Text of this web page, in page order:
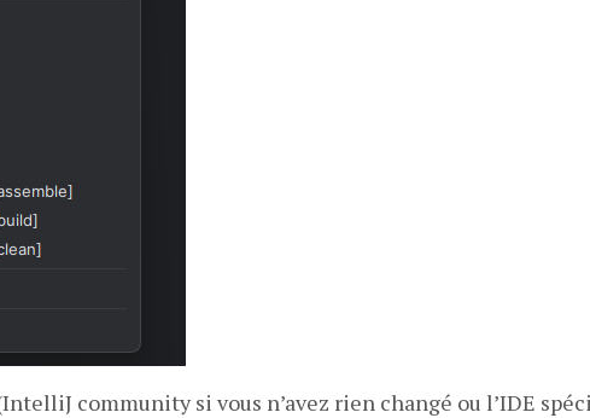
community si vous n’avez rien changé ou l’IDE